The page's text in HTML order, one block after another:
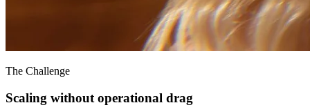
The Challenge
Scaling without operational drag